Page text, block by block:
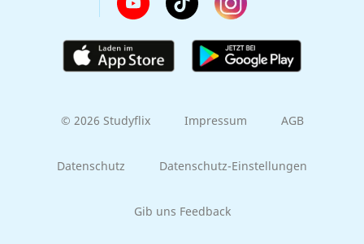
© 2026 Studyflix Impressum AGB
Datenschutz Datenschutz-Einstellungen
Gib uns Feedback